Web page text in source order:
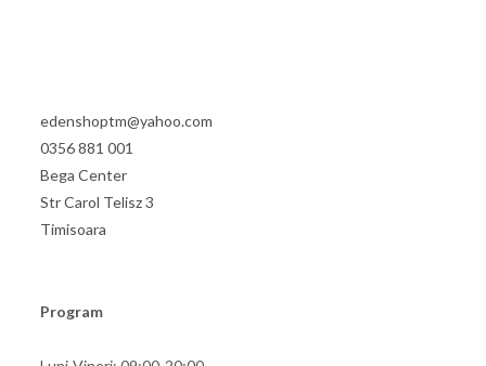
edenshoptm@yahoo.com
0356 881 001
Bega Center
Str Carol Telisz 3
Timisoara
Program